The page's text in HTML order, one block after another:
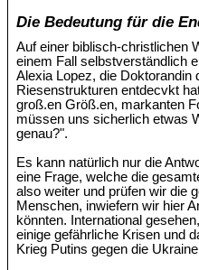
Die Bedeutung für die
Auf einer biblisch-christlichen
einem Fall selbstverständlich
Alexia Lopez, die Doktorandin
Riesenstrukturen entdecvkt
groß.en Größ.en, markanten
müssen uns sicherlich etwas
genau?".
Es kann natürlich nur die
eine Frage, welche die
also weiter und prüfen wir die
Menschen, inwiefern wir hier
könnten. International
einige gefährliche Krisen und
Krieg Putins gegen die